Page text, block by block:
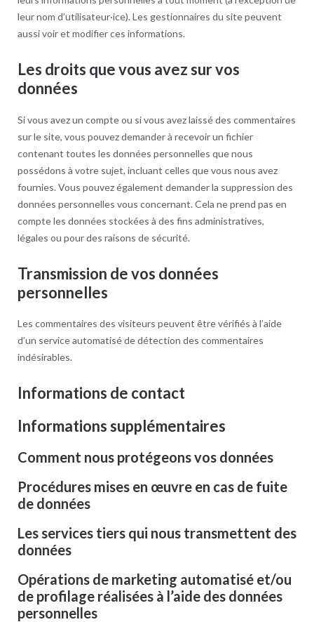
leur nom d’utilisateur·ice). Les gestionnaires du site peuvent
aussi voir et modifier ces informations.
Les droits que vous avez sur vos
données
Si vous avez un compte ou si vous avez laissé des commentaires
sur le site, vous pouvez demander à recevoir un fichier
contenant toutes les données personnelles que nous
possédons à votre sujet, incluant celles que vous nous avez
fournies. Vous pouvez également demander la suppression des
données personnelles vous concernant. Cela ne prend pas en
compte les données stockées à des fins administratives,
légales ou pour des raisons de sécurité.
Transmission de vos données
personnelles
Les commentaires des visiteurs peuvent être vérifiés à l’aide
d’un service automatisé de détection des commentaires
indésirables.
Informations de contact
Informations supplémentaires
Comment nous protégeons vos données
Procédures mises en œuvre en cas de fuite
de données
Les services tiers qui nous transmettent des
données
Opérations de marketing automatisé et/ou
de profilage réalisées à l’aide des données
personnelles